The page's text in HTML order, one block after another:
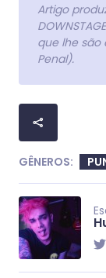
Artigo
que lhe são
Penal).
GÊNEROS: